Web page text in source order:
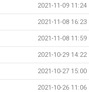
2021-11-09 11:24
2021-11-08 16:23
2021-11-08 11:59
2021-10-29 14:22
2021-10-27 15:00
2021-10-26 11:06